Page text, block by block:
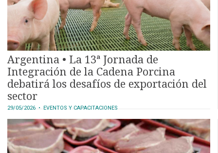
Argentina • La 13ª Jornada de
Integración de la Cadena Porcina
debatirá los desafíos de exportación del
sector
29/05/2026 • EVENTOS Y CAPACITACIONES